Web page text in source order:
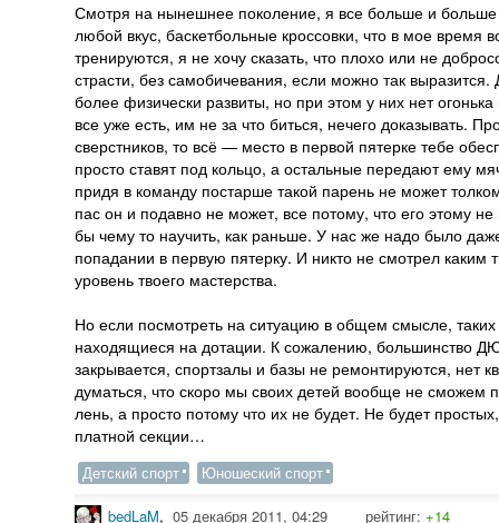
Смотря на нынешнее поколение, я все больше и
любой вкус, баскетбольные кроссовки, что в мое
тренируются, я не хочу сказать, что плохо или не
страсти, без самобичевания, если можно так
более физически развиты, но при этом у них нет
все уже есть, им не за что биться, нечего доказывать.
сверстников, то всё — место в первой пятерке тебе
просто ставят под кольцо, а остальные передают ему
придя в команду постарше такой парень не может
пас он и подавно не может, все потому, что его этому
бы чему то научить, как раньше. У нас же надо было
попадании в первую пятерку. И никто не смотрел
уровень твоего мастерства.
Но если посмотреть на ситуацию в общем смысле,
находящиеся на дотации. К сожалению, большинство
закрывается, спортзалы и базы не ремонтируются,
думаться, что скоро мы своих детей вообще не сможем
лень, а просто потому что их не будет. Не будет
платной секции…
Детский спорт Юношеский спорт
bedLaM, 05 декабря 2011, 04:29 рейтинг:+14